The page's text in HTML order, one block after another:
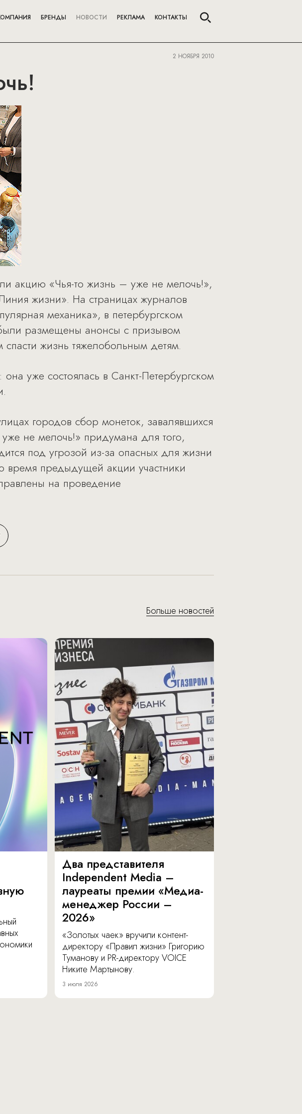
БРЕНДЫ НОВОСТИ РЕКЛАМА КОНТАКТЫ
2 НОЯБРЯ 2010
акцию «Чья-то жизнь – уже не мелочь!»,
жизни». На страницах журналов
механика», в петербургском
размещены анонсы с призывом
жизнь тяжелобольным детям.
уже состоялась в Санкт-Петербургском
городов сбор монеток, завалявшихся
не мелочь!» придумана для того,
под угрозой из-за опасных для жизни
время предыдущей акции участники
на проведение
Больше новостей
Два представителя
Independent Media –
лауреаты премии «Медиа-
менеджер России –
2026»
«Золотых чаек» вручили контент-
директору «Правил жизни» Григорию
Туманову и PR-директору VOICE
Никите Мартынову.
3 июля 2026